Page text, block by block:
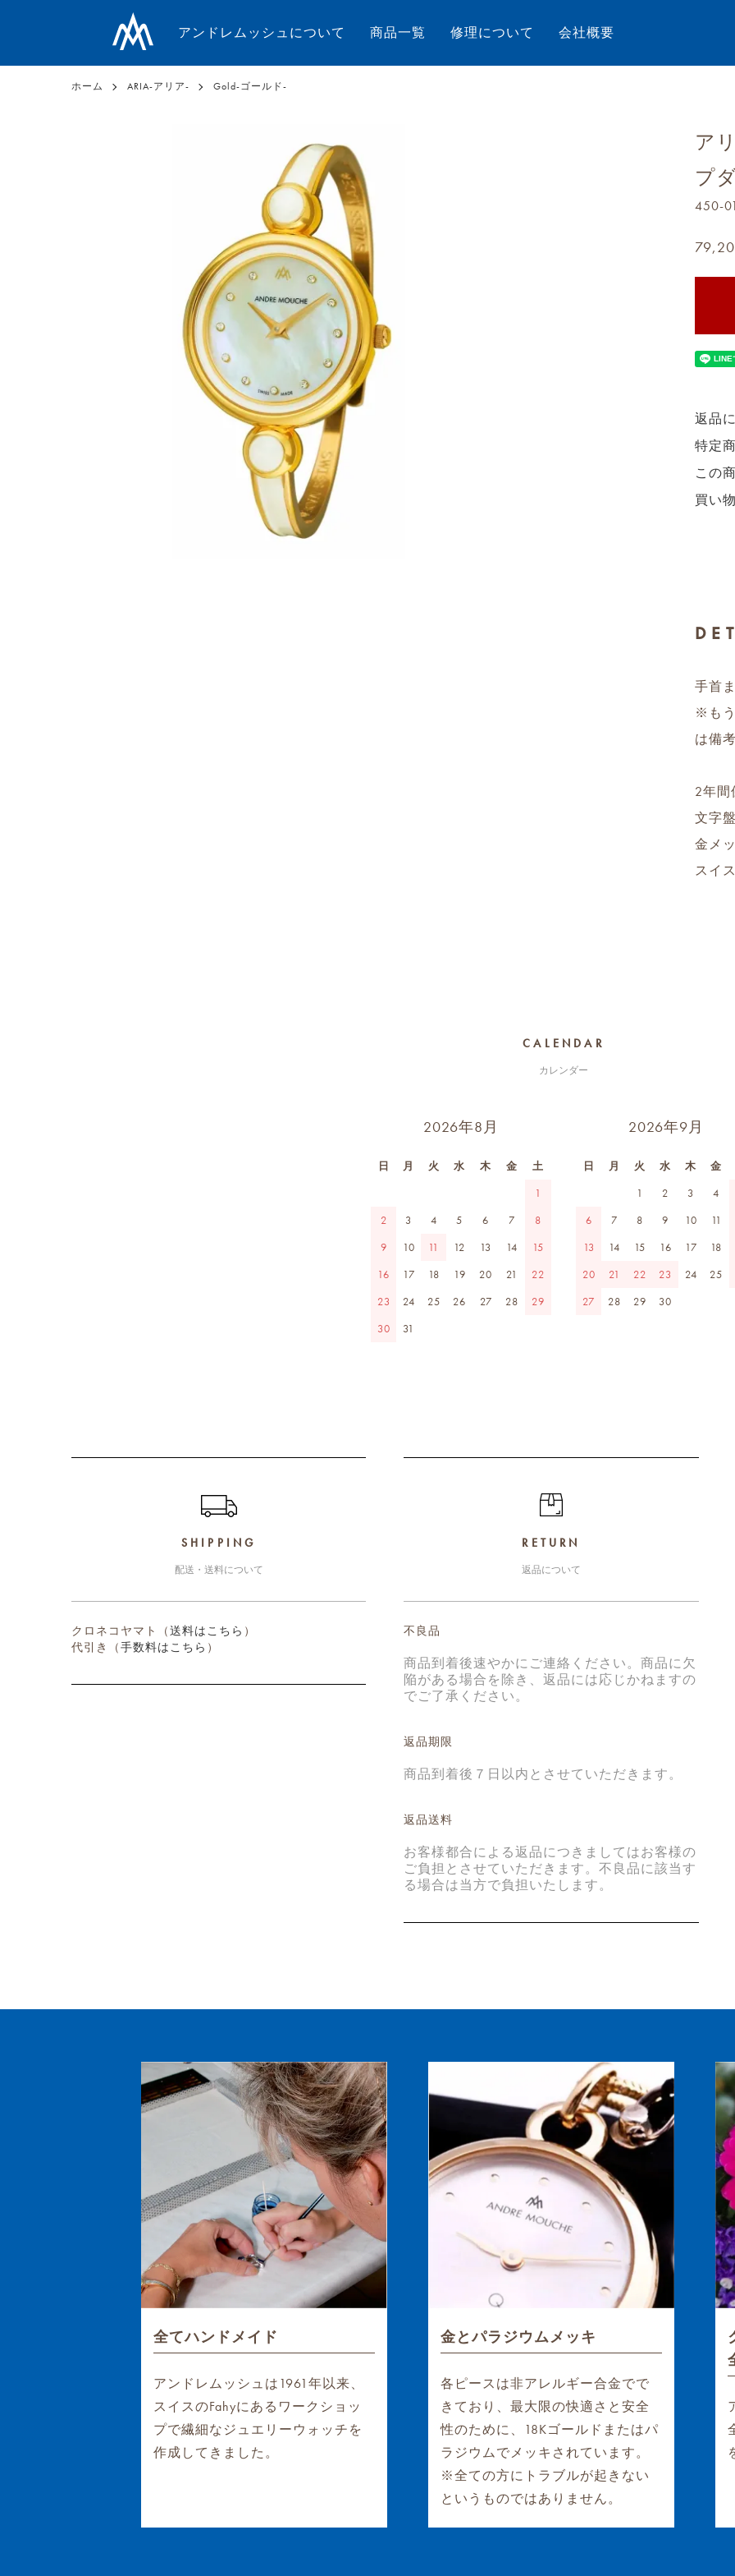
アンドレムッシュについて 商品一覧 修理について 会社概要
ホーム ARIA-アリア- Gold-ゴールド-
ア
プ
450-
返品
特定
この
買い
手首
※も
は備
2年間
文字
金メ
スイ
CALENDAR
カレンダー
2026年8月
日 月 火 水 木 金
土
1
2
3 4 5 6 7
8
9
10 11 12 13 14
15
16
17 18 19 20 21
22
23
24 25 26 27 28
29
30
31
2026年9月
日 月 火 水 木 金
1
2 3 4
6
7 8 9 10 11
13
14 15 16 17 18
20
21 22 23 24 25
27
28 29 30
SHIPPING
配送・送料について
クロネコヤマト（送料はこちら ）
代引き（手数料はこちら ）
RETURN
返品について
不良品
商品到着後速やかにご連絡ください。商品に欠
陥がある場合を除き、返品には応じかねますの
でご了承ください。
返品期限
商品到着後７日以内とさせていただきます。
返品送料
お客様都合による返品につきましてはお客様の
ご負担とさせていただきます。不良品に該当す
る場合は当方で負担いたします。
全てハンドメイド
アンドレムッシュは1961年以来、
スイスのFahyにあるワークショッ
プで繊細なジュエリーウォッチを
作成してきました。
金とパラジウムメッキ
各ピースは非アレルギー合金でで
きており、最大限の快適さと安全
性のために、18Kゴールドまたはパ
ラジウムでメッキされています。
※全ての方にトラブルが起きない
というものではありません。